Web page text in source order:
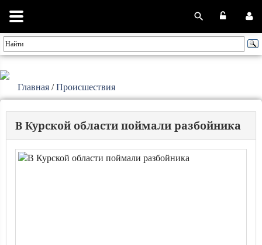
Главная /Происшествия
В Курской области поймали разбойника